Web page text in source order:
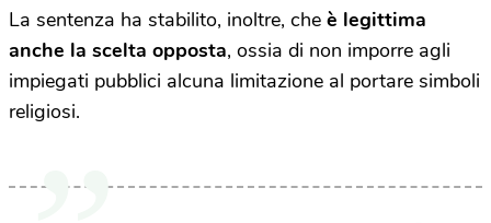
La sentenza ha stabilito, inoltre, che è legittima
anche la scelta opposta, ossia di non imporre agli
impiegati pubblici alcuna limitazione al portare simboli
religiosi.